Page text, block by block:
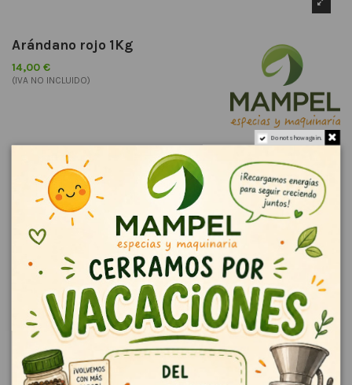
Arándano rojo 1Kg
14,00 €
(IVA NO INCLUIDO)
Por vacaciones, los pedidos realizados entre el 30 de julio y el 16 de
agosto se enviarán a partir del 17 de agosto. Gracias por vuestra
comprensión.
Arandano rojo entero sin sulfitos, y sin semillas .
Envase de 1Kg.
Do not show again.